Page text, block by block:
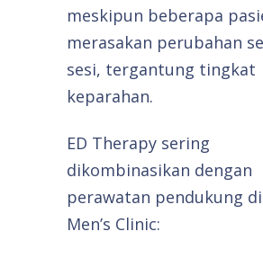
meskipun beberapa
merasakan perubahan
sesi, tergantung tingkat
keparahan.
ED Therapy sering
dikombinasikan dengan
perawatan pendukung
Men’s Clinic: